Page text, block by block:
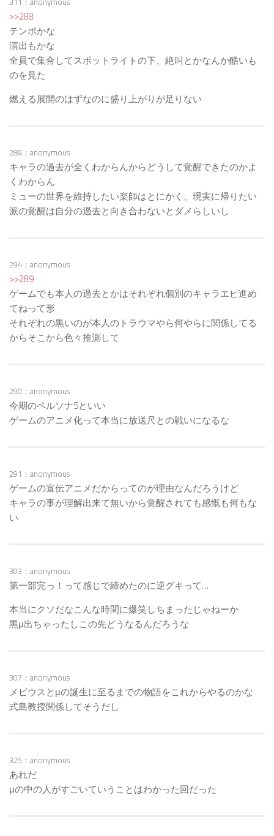
>>288
テンポかな
演出もかな
全員で集合してスポットライトの下、絶叫とかなんか酷いも
のを見た
燃える展開のはずなのに盛り上がりが足りない
289：anonymous
キャラの過去が全くわからんからどうして覚醒できたのかよ
くわからん
ミューの世界を維持したい楽師はとにかく、現実に帰りたい
派の覚醒は自分の過去と向き合わないとダメらしいし
294：anonymous
>>289
ゲームでも本人の過去とかはそれぞれ個別のキャラエピ進め
てねって形
それぞれの黒いのが本人のトラウマやら何やらに関係してる
からそこから色々推測して
290：anonymous
今期のペルソナ5といい
ゲームのアニメ化って本当に放送尺との戦いになるな
291：anonymous
ゲームの宣伝アニメだからってのが理由なんだろうけど
キャラの事が理解出来て無いから覚醒されても感慨も何もな
い
303：anonymous
第一部完っ！って感じで締めたのに逆グキって…
本当にクソだなこんな時間に爆笑しちまったじゃねーか
黒μ出ちゃったしこの先どうなるんだろうな
307：anonymous
メビウスとμの誕生に至るまでの物語をこれからやるのかな
式島教授関係してそうだし
325：anonymous
あれだ
μの中の人がすごいていうことはわかった回だった